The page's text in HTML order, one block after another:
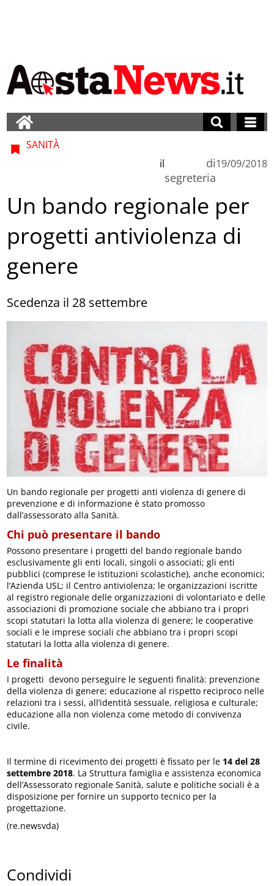
SANITÀ
di
segreteria
il 19/09/2018
Un bando regionale per
progetti antiviolenza di
genere
Scedenza il 28 settembre
Un bando regionale per progetti anti violenza di genere di
prevenzione e di informazione è stato promosso
dall’assessorato alla Sanità.
Chi può presentare il bando
Possono presentare i progetti del bando regionale bando
esclusivamente gli enti locali, singoli o associati; gli enti
pubblici (comprese le istituzioni scolastiche), anche economici;
l’Azienda USL; il Centro antiviolenza; le organizzazioni iscritte
al registro regionale delle organizzazioni di volontariato e delle
associazioni di promozione sociale che abbiano tra i propri
scopi statutari la lotta alla violenza di genere; le cooperative
sociali e le imprese sociali che abbiano tra i propri scopi
statutari la lotta alla violenza di genere.
Le finalità
I progetti devono perseguire le seguenti finalità: prevenzione
della violenza di genere; educazione al rispetto reciproco nelle
relazioni tra i sessi, all’identità sessuale, religiosa e culturale;
educazione alla non violenza come metodo di convivenza
civile.
Il termine di ricevimento dei progetti è fissato per le 14 del 28
settembre 2018. La Struttura famiglia e assistenza economica
dell’Assessorato regionale Sanità, salute e politiche sociali è a
disposizione per fornire un supporto tecnico per la
progettazione.
(re.newsvda)
Condividi